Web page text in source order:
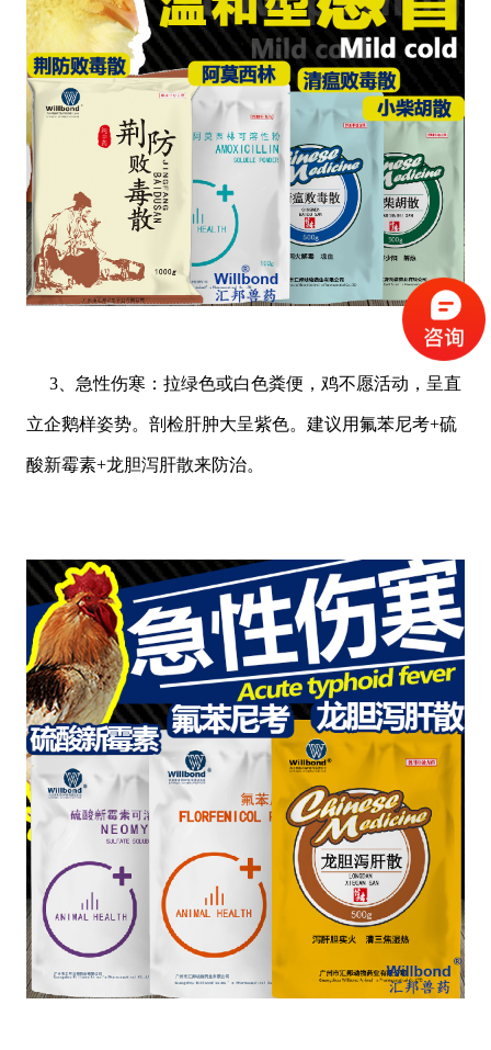
3、急性伤寒：拉绿色或白色粪便，鸡不愿活动，呈直
立企鹅样姿势。剖检肝肿大呈紫色。建议用氟苯尼考+硫
酸新霉素+龙胆泻肝散来防治。